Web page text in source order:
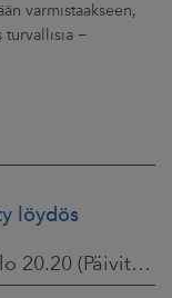
varmistaakseen,
turvallisia −
löydös
HKFoods Oyj, tiedote 30.7.2026 klo 20.20 (Päivitetty 3.8.2026 )